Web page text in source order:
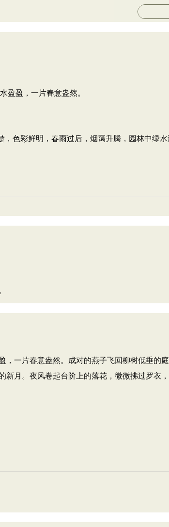
盈盈，一片春意盎然。
，色彩鲜明，春雨过后，烟霭升腾，园林中绿
一片春意盎然。成对的燕子飞回柳树低垂的
月。夜风卷起台阶上的落花，微微拂过罗衣，